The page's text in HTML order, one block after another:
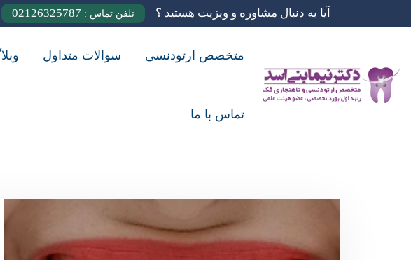
آیا به دنبال مشاوره و ویزیت هستید ؟ تلفن تماس : 02126325787
متخصص ارتودنسی سوالات متداول
تماس با ما